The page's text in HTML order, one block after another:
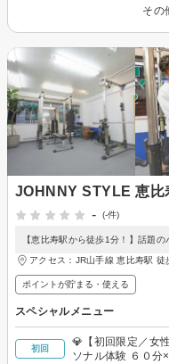
その
JOHNNY STYLE 恵比
-
(-件)
【恵比寿駅から徒歩1分！】話題
アクセス：JR山手線 恵比寿駅 徒
ポイントが貯まる・使える
スペシャルメニュー
初回
💎【初回限定／女
ソナル体験 ６０